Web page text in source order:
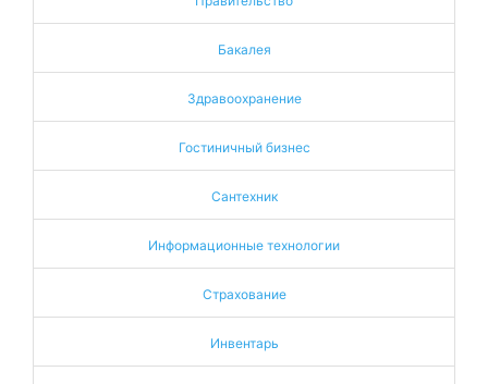
Бакалея
Здравоохранение
Гостиничный бизнес
Сантехник
Информационные технологии
Страхование
Инвентарь